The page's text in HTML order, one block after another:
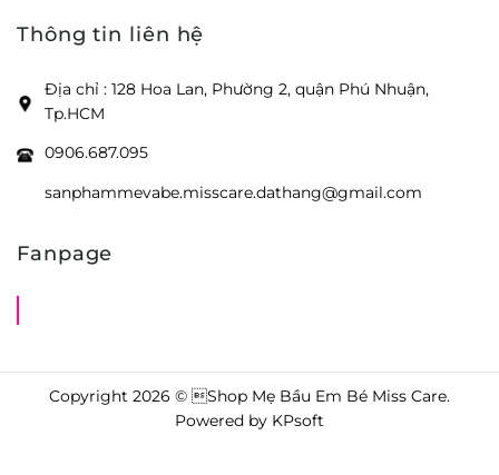
Thông tin liên hệ
Địa chỉ : 128 Hoa Lan, Phường 2, quận Phú Nhuận,
Tp.HCM
0906.687.095
sanphammevabe.misscare.dathang@gmail.com
Fanpage
Copyright 2026 © Shop Mẹ Bầu Em Bé Miss Care.
Powered by KPsoft